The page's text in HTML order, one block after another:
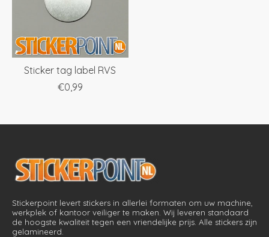
Sticker tag label RVS
€0,99
Stickerpoint levert stickers in allerlei formaten om uw machine,
werkplek of kantoor veiliger te maken. Wij leveren standaard
de hoogste kwaliteit tegen een vriendelijke prijs. Alle stickers zijn
gelamineerd.